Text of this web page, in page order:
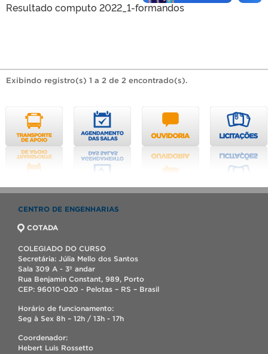
Resultado computo 2022_1-formandos
Exibindo registro(s) 1 a 2 de 2 encontrado(s).
CENTRO DE ENGENHARIAS
COTADA
COLEGIADO DO CURSO
Secretária: Júlia Mello dos Santos
Sala 309 A - 3º andar
Rua Benjamin Constant, 989, Porto
CEP: 96010-020 - Pelotas – RS – Brasil
Horário de funcionamento:
Seg à Sex 8h – 12h / 13h - 17h
Coordenador:
Hebert Luis Rossetto